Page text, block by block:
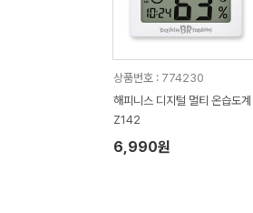
상품번호 : 774230
해피니스 디지털 멀티 온습도계
Z142
6,990원